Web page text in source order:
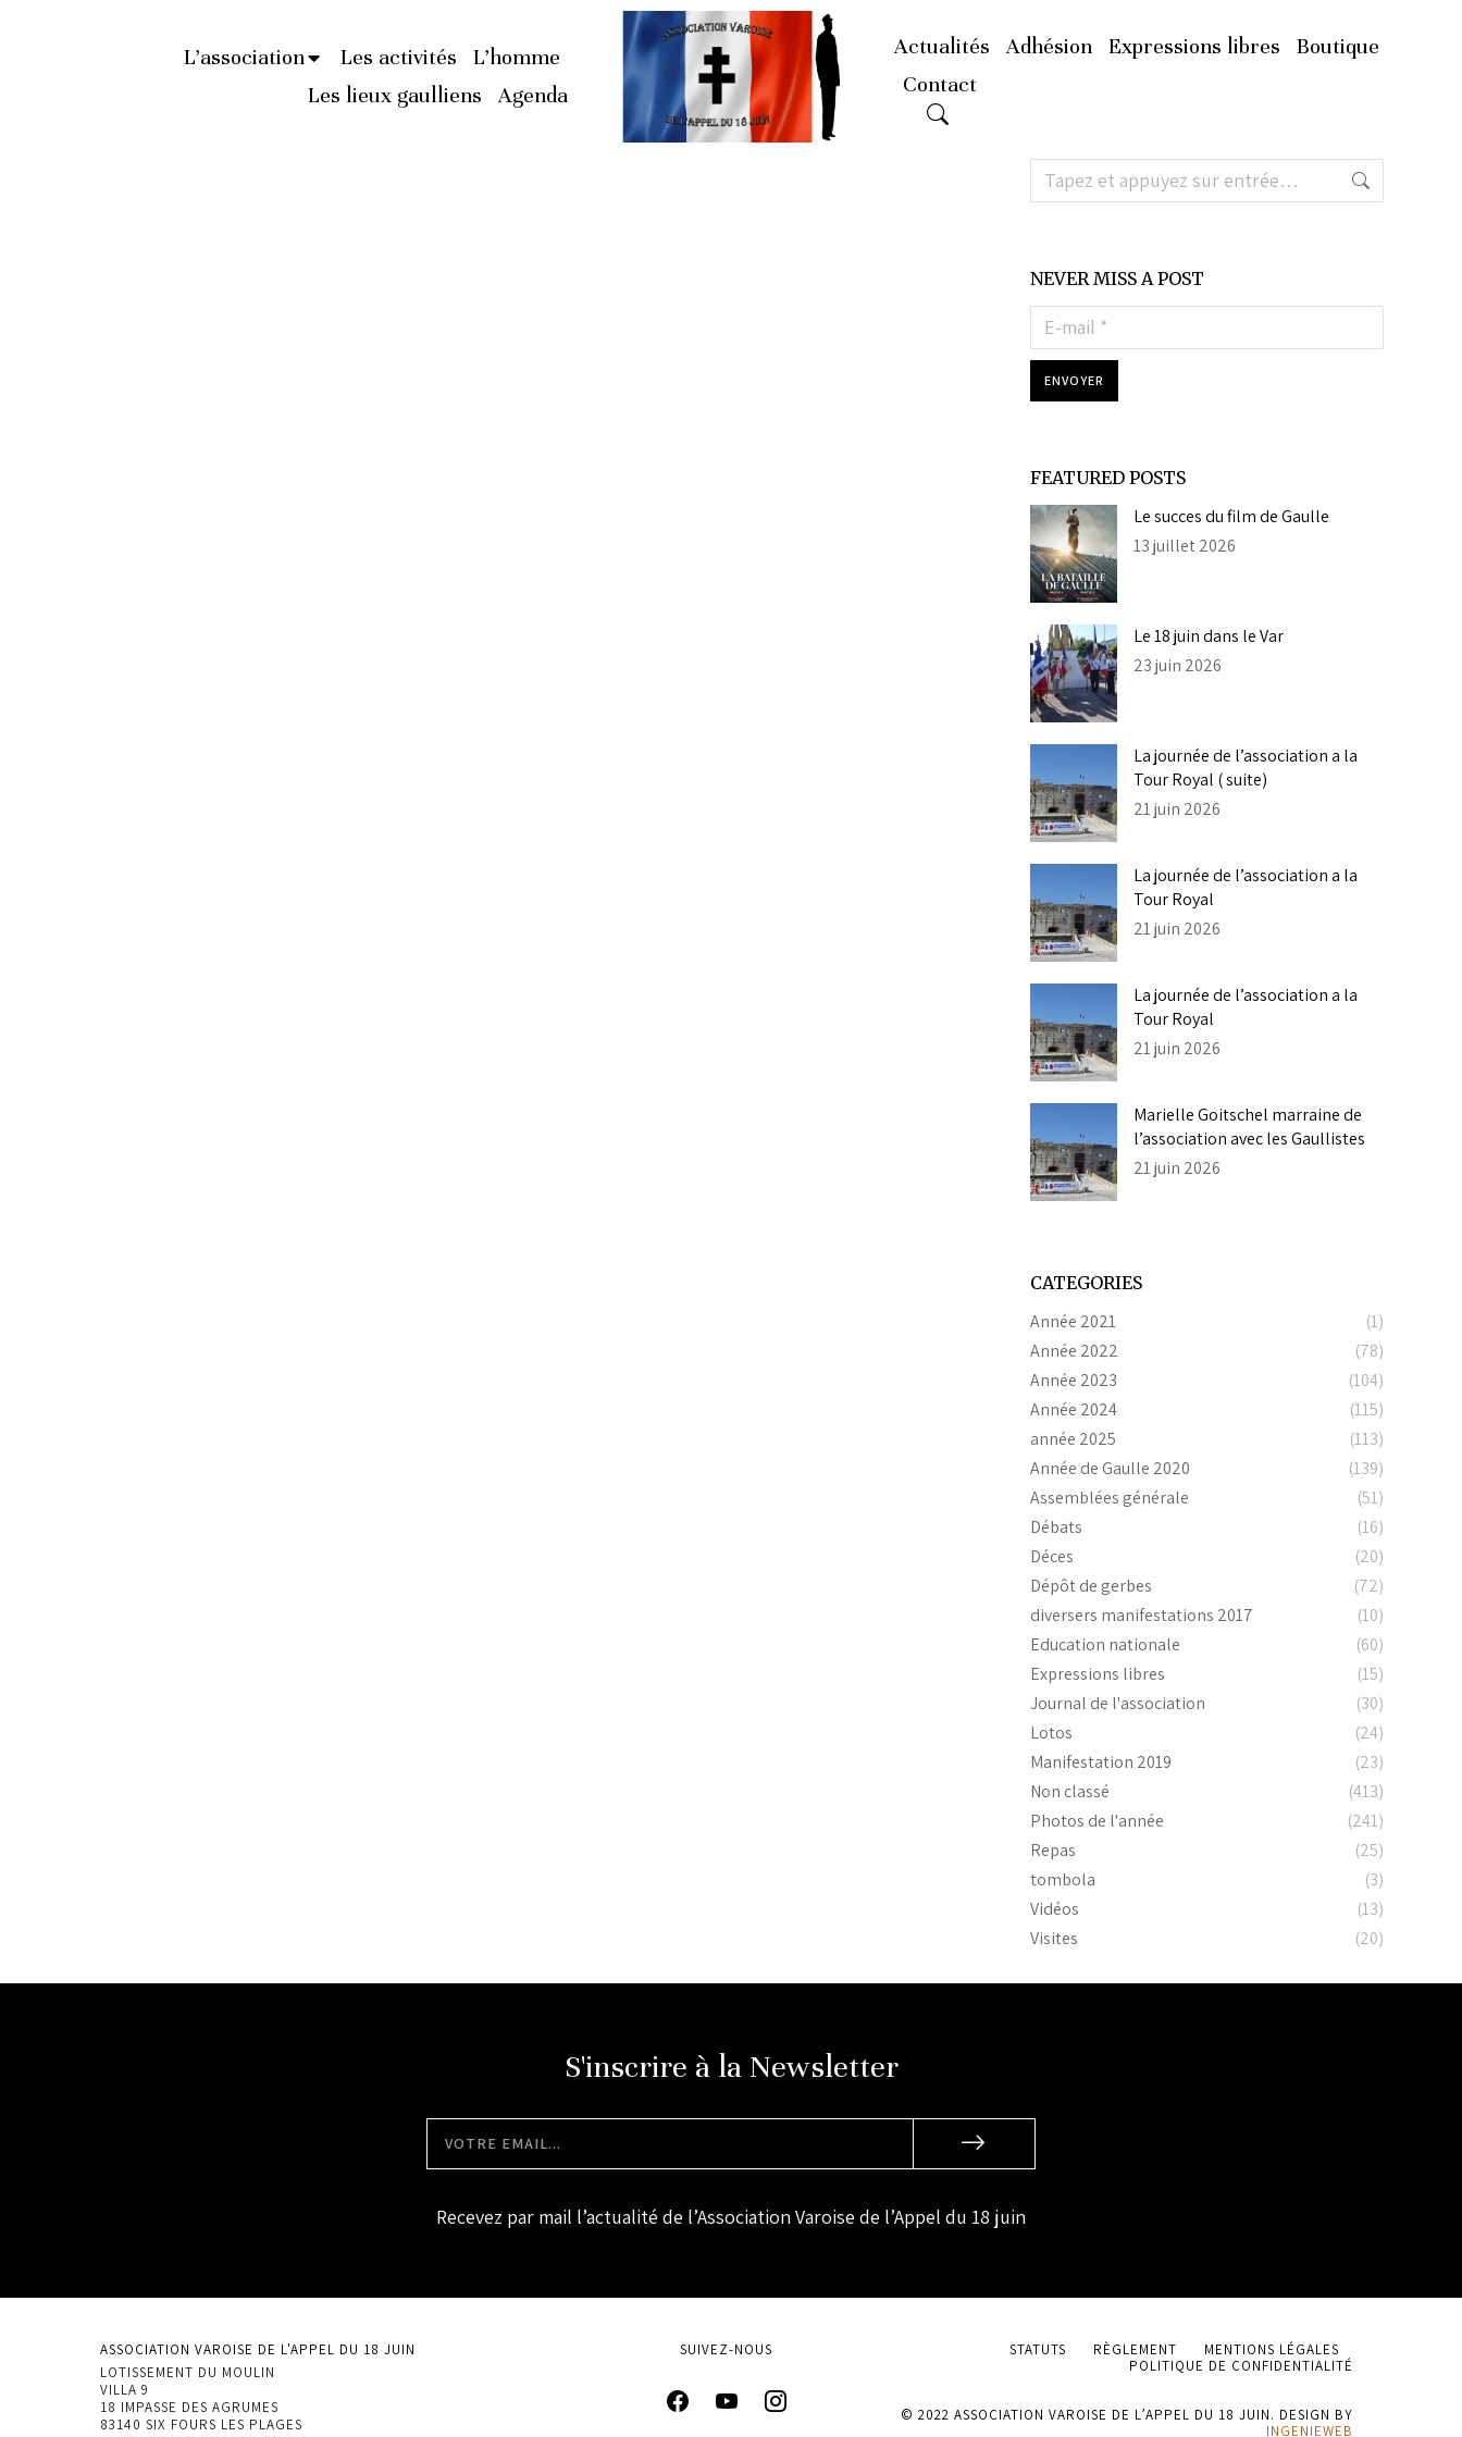
L’association Les activités
L’homme
Les lieux gaulliens
Agenda
Actualités Adhésion Expressions libres
Boutique
Contact
NEVER MISS A POST
E-mail *
ENVOYER
FEATURED POSTS
Le succes du film de Gaulle
13 juillet 2026
Le 18 juin dans le Var
23 juin 2026
La journée de l’association a la
Tour Royal ( suite)
21 juin 2026
La journée de l’association a la
Tour Royal
21 juin 2026
La journée de l’association a la
Tour Royal
21 juin 2026
Marielle Goitschel marraine de
l’association avec les Gaullistes
21 juin 2026
CATEGORIES
Année 2021
(1)
Année 2022
(78)
Année 2023
(104)
Année 2024
(115)
année 2025
(113)
Année de Gaulle 2020
(139)
Assemblées générale
(51)
Débats
(16)
Déces
(20)
Dépôt de gerbes
(72)
diversers manifestations 2017
(10)
Education nationale
(60)
Expressions libres
(15)
Journal de l'association
(30)
Lotos
(24)
Manifestation 2019
(23)
Non classé
(413)
Photos de l'année
(241)
Repas
(25)
tombola
(3)
Vidéos
(13)
Visites
(20)
S'inscrire à la Newsletter
Recevez par mail l’actualité de l’Association Varoise de l’Appel du 18 juin
ASSOCIATION VAROISE DE L'APPEL DU 18 JUIN
LOTISSEMENT DU MOULIN
VILLA 9
18 IMPASSE DES AGRUMES
83140 SIX FOURS LES PLAGES
SUIVEZ-NOUS STATUTS RÈGLEMENT
MENTIONS LÉGALES
POLITIQUE DE CONFIDENTIALITÉ
© 2022 ASSOCIATION VAROISE DE L’APPEL DU 18 JUIN. DESIGN BY
INGENIEWEB